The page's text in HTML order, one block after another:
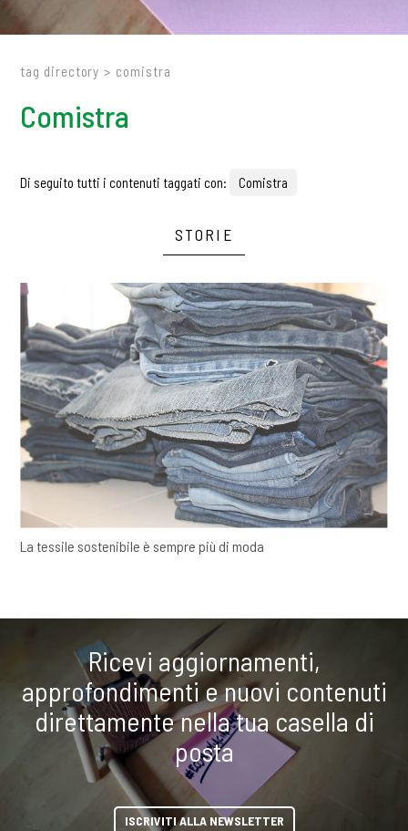
tag directory > comistra
Comistra
Di seguito tutti i contenuti taggati con: Comistra
STORIE
La tessile sostenibile è sempre più di moda
Ricevi aggiornamenti,
approfondimenti e nuovi contenuti
direttamente nella tua casella di
posta
ISCRIVITI ALLA NEWSLETTER